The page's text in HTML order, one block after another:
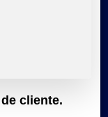
cliente.